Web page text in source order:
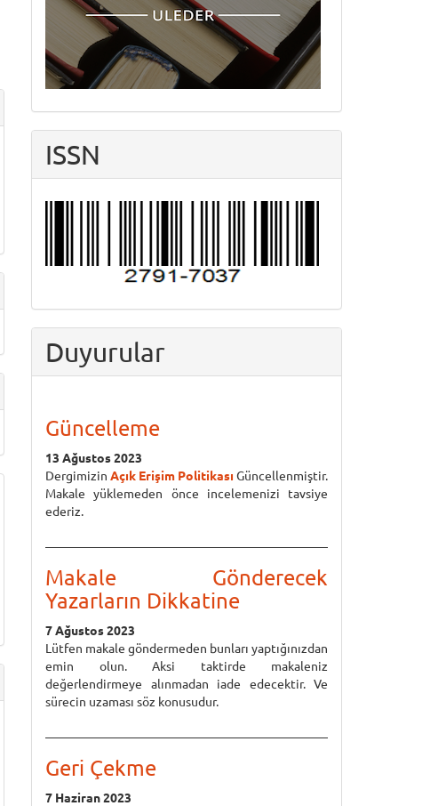
ISSN
Duyurular
Güncelleme
13 Ağustos 2023
Dergimizin Açık Erişim Politikası Güncellenmiştir.
Makale yüklemeden önce incelemenizi tavsiye
ederiz.
Makale Gönderecek
Yazarların Dikkatine
7 Ağustos 2023
Lütfen makale göndermeden bunları yaptığınızdan
emin olun. Aksi taktirde makaleniz
değerlendirmeye alınmadan iade edecektir. Ve
sürecin uzaması söz konusudur.
Geri Çekme
7 Haziran 2023